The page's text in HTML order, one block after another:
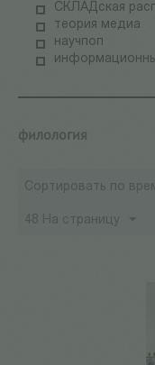
СКЛАДская
теория медиа
научпоп
филология
Сортировать по
48 На страницу